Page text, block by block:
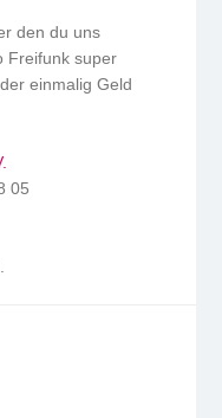
den du uns
Freifunk super
einmalig Geld
05